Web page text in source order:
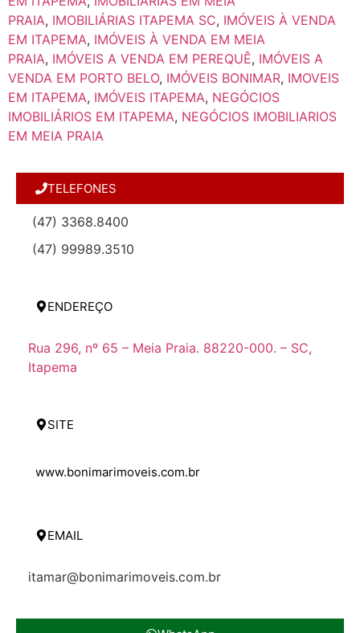
PRAIA, IMOBILIÁRIAS ITAPEMA SC, IMÓVEIS À VENDA
EM ITAPEMA, IMÓVEIS À VENDA EM MEIA
PRAIA, IMÓVEIS A VENDA EM PEREQUÊ, IMÓVEIS A
VENDA EM PORTO BELO, IMÓVEIS BONIMAR, IMOVEIS
EM ITAPEMA, IMÓVEIS ITAPEMA, NEGÓCIOS
IMOBILIÁRIOS EM ITAPEMA, NEGÓCIOS IMOBILIARIOS
EM MEIA PRAIA
TELEFONES
(47) 3368.8400
(47) 99989.3510
ENDEREÇO
Rua 296, nº 65 – Meia Praia. 88220-000. – SC,
Itapema
SITE
www.bonimarimoveis.com.br
EMAIL
itamar@bonimarimoveis.com.br